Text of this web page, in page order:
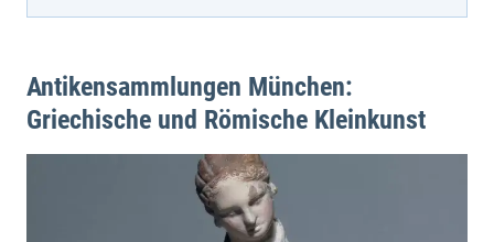
Antikensammlungen München:
Griechische und Römische Kleinkunst